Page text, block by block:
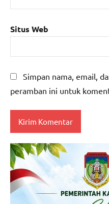
Situs Web
Simpan nama, email,
peramban ini untuk